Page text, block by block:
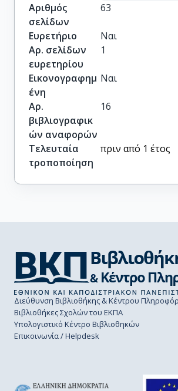
Αριθμός
σελίδων
63
Ευρετήριο
Ναι
Αρ. σελίδων
ευρετηρίου
1
Εικονογραφημ
ένη
Ναι
Αρ.
βιβλιογραφικ
ών αναφορών
16
Τελευταία
τροποποίηση
πριν από 1 έτος
Διεύθυνση Βιβλιοθήκης & Κέντρου
Βιβλιοθήκες Σχολών του ΕΚΠΑ
Υπολογιστικό Κέντρο Βιβλιοθηκών
Επικοινωνία / Helpdesk